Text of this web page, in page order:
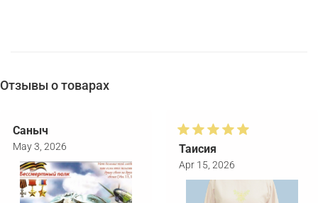
Отзывы о товарах
Саныч
May 3, 2026 Таисия
Apr 15, 2026